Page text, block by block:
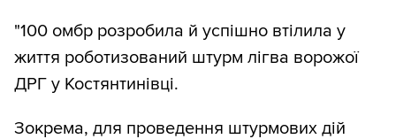
"100 омбр розробила й успішно втілила у
життя роботизований штурм лігва ворожої
ДРГ у Костянтинівці.
Зокрема, для проведення штурмових дій